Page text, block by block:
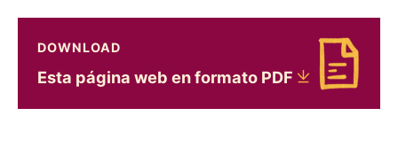
Download Esta página web en formato PDF
DOWNLOAD
Esta página web en formato PDF